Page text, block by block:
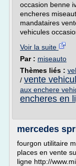
occasion benne
encheres
mandataires
vehicules
Voir la suite
Par : miseauto
Thèmes liés :
/ vente
aux enchere
encheres en
mercedes
fourgon utilitaire
places en vente
ligne http://